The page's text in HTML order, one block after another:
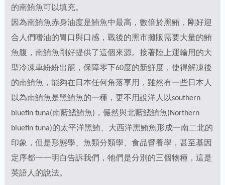
的南鮪魚可以填充。
因為南鮪魚赤身油度是鮪魚中最高，數倍於黑鮪，剛好迎
合人們嗜油的胃口與口感，戰後的黑市攤販需要大量的鮪
魚腹，南鮪魚剛好提供了這個來源。接著陸上運輸用的大
型冷凍車紛紛出籠，保障零下60度的新鮮度，使得解凍後
的南鮪魚，能夠在日本任何角落享用，雖然有一些日本人
以為南鮪魚是黑鮪魚的一種，更不用說洋人以southern
bluefin tuna(南藍鰭鮪魚)，儼然與北藍鰭鮪魚(Northern
bluefin tuna)的太平洋黑鮪、大西洋黑鮪魚形成一南二北的
印象，但是形態學、魚類分類學、食品營養學，甚至基因
定序都一一明白告訴我們，牠們是分別的三個物種，這是
英語人的說法。